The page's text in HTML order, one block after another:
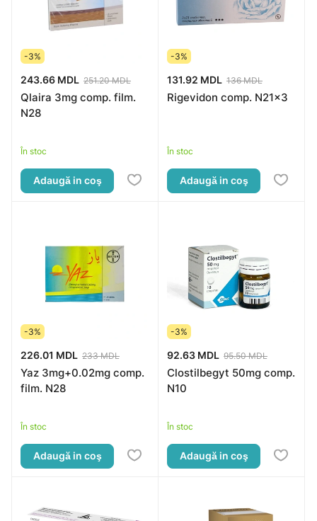
-3%
243.66 MDL 251.20 MDL
Qlaira 3mg comp. film.
N28
În stoc
Adaugă in coş
-3%
131.92 MDL 136 MDL
Rigevidon comp. N21x3
În stoc
Adaugă in coş
-3%
226.01 MDL 233 MDL
Yaz 3mg+0.02mg comp.
film. N28
În stoc
Adaugă in coş
-3%
92.63 MDL 95.50 MDL
Clostilbegyt 50mg comp.
N10
În stoc
Adaugă in coş